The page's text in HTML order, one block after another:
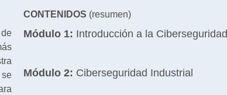
CONTENIDOS (resumen)
Módulo 1: Introducción a la Ciberseguridad
Módulo 2: Ciberseguridad Industrial